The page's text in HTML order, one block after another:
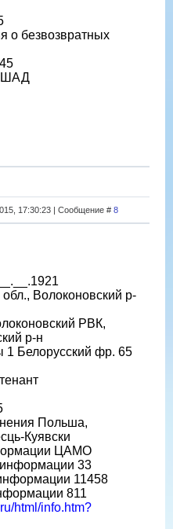
о безвозвратных
ШАД
17:30:23 | Сообщение # 8
Волоконовский р-
РВК,
р-н
1 Белорусский фр. 65
Польша,
Куявски
ЦАМО
33
11458
811
html/info.htm?